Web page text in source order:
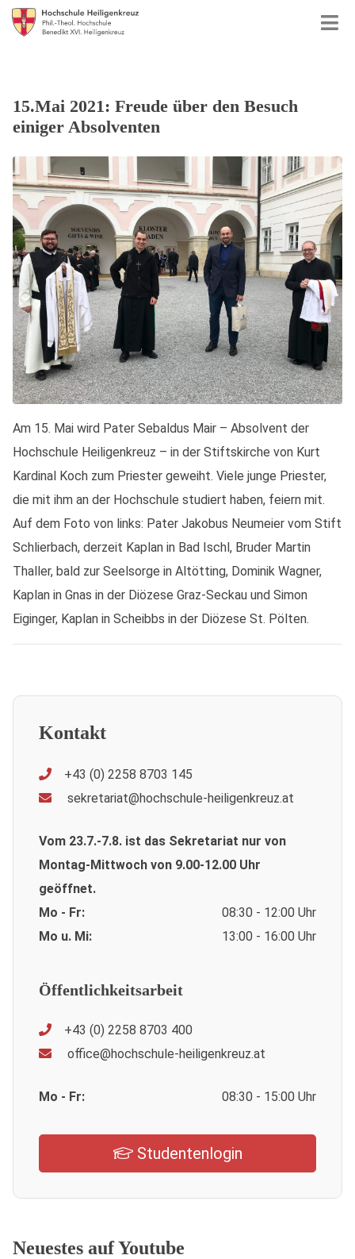
15.Mai 2021: Freude über den Besuch
einiger Absolventen
Am 15. Mai wird Pater Sebaldus Mair – Absolvent der
Hochschule Heiligenkreuz – in der Stiftskirche von Kurt
Kardinal Koch zum Priester geweiht. Viele junge Priester,
die mit ihm an der Hochschule studiert haben, feiern mit.
Auf dem Foto von links: Pater Jakobus Neumeier vom Stift
Schlierbach, derzeit Kaplan in Bad Ischl, Bruder Martin
Thaller, bald zur Seelsorge in Altötting, Dominik Wagner,
Kaplan in Gnas in der Diözese Graz-Seckau und Simon
Eiginger, Kaplan in Scheibbs in der Diözese St. Pölten.
Kontakt
+43 (0) 2258 8703 145
sekretariat@hochschule-heiligenkreuz.at
Vom 23.7.-7.8. ist das Sekretariat nur von
Montag-Mittwoch von 9.00-12.00 Uhr
geöffnet.
Mo - Fr:
08:30 - 12:00 Uhr
Mo u. Mi:
13:00 - 16:00 Uhr
Öffentlichkeitsarbeit
+43 (0) 2258 8703 400
office@hochschule-heiligenkreuz.at
Mo - Fr: 08:30 - 15:00 Uhr
Studentenlogin
Neuestes auf Youtube